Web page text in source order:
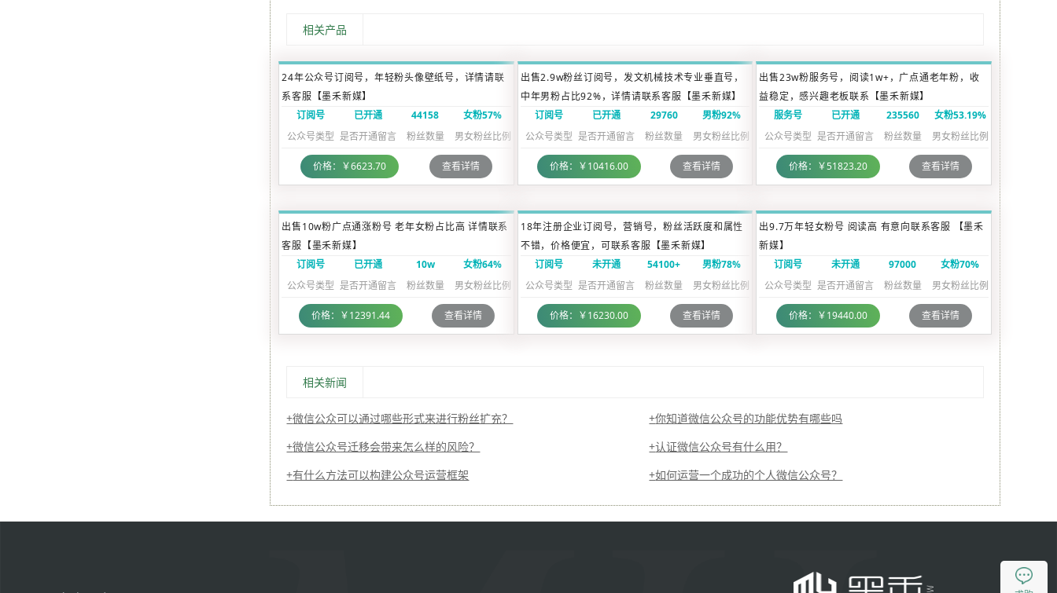
相关产品
24年公众号订阅号，年轻粉头像壁纸号，详情请联
系客服【墨禾新媒】
订阅号
公众号类型
已开通
是否开通留言
44158
粉丝数量
女粉57%
男女粉丝比例
价格：￥6623.70 查看详情
出售2.9w粉丝订阅号，发文机械技术专业垂直号，
中年男粉占比92%，详情请联系客服【墨禾新媒】
订阅号
公众号类型
已开通
是否开通留言
29760
粉丝数量
男粉92%
男女粉丝比例
价格：￥10416.00 查看详情
出售23w粉服务号，阅读1w+，广点通老年粉，收
益稳定，感兴趣老板联系【墨禾新媒】
服务号
公众号类型
已开通
是否开通留言
235560
粉丝数量
女粉53.19%
男女粉丝比例
价格：￥51823.20 查看详情
出售10w粉广点通涨粉号 老年女粉占比高 详情联系
客服【墨禾新媒】
订阅号
公众号类型
已开通
是否开通留言
10w
粉丝数量
女粉64%
男女粉丝比例
价格：￥12391.44 查看详情
18年注册企业订阅号，营销号，粉丝活跃度和属性
不错，价格便宜，可联系客服【墨禾新媒】
订阅号
公众号类型
未开通
是否开通留言
54100+
粉丝数量
男粉78%
男女粉丝比例
价格：￥16230.00 查看详情
出9.7万年轻女粉号 阅读高 有意向联系客服 【墨禾
新媒】
订阅号
公众号类型
未开通
是否开通留言
97000
粉丝数量
女粉70%
男女粉丝比例
价格：￥19440.00 查看详情
相关新闻
微信公众可以通过哪些形式来进行粉丝扩充？
你知道微信公众号的功能优势有哪些吗
微信公众号迁移会带来怎么样的风险？
认证微信公众号有什么用？
有什么方法可以构建公众号运营框架
如何运营一个成功的个人微信公众号？